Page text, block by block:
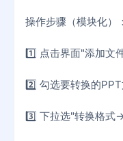
操作步骤（模块化）：
1️⃣ 点击界面"添加文
2️⃣ 勾选要转换的PPT
3️⃣ 下拉选"转换格式